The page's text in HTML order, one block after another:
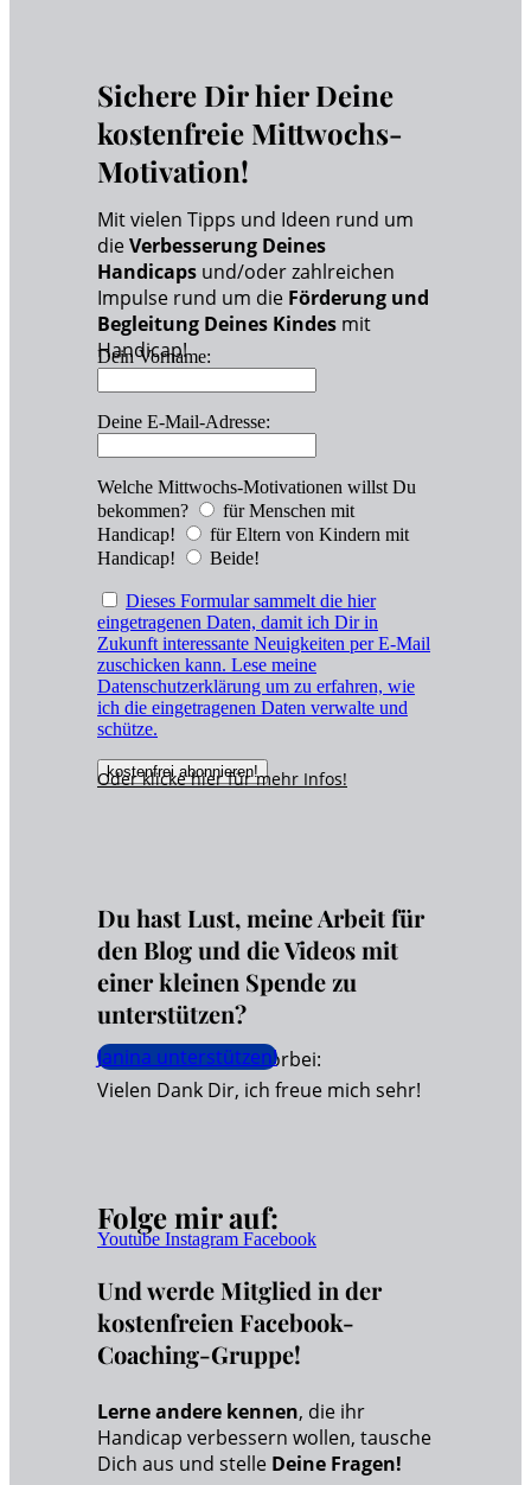
Sichere Dir hier Deine
kostenfreie Mittwochs-
Motivation!
Mit vielen Tipps und Ideen rund um
dieVerbesserung Deines
Handicaps und/oder zahlreichen
Impulse rund um die Förderung und
Begleitung Deines Kindes mit
Handicap!
Dein Vorname:
Deine E-Mail-Adresse:
Welche Mittwochs-Motivationen willst Du
bekommen?
für Menschen mit
Handicap!
für Eltern von Kindern mit
Handicap!
Beide!
Dieses Formular sammelt die hier
eingetragenen Daten, damit ich Dir in
Zukunft interessante Neuigkeiten per E-Mail
zuschicken kann. Lese meine
Datenschutzerklärung um zu erfahren, wie
ich die eingetragenen Daten verwalte und
schütze.
Oder klicke hier fürmehr Infos!
Du hast Lust, meine Arbeit für
den Blog und die Videos mit
einer kleinen Spende zu
unterstützen?
Dann schaue hier vorbei:
Janina unterstützen!
Vielen Dank Dir, ich freue mich sehr!
Folge mir auf:
Youtube Instagram Facebook
Und werde Mitglied in der
kostenfreien Facebook-
Coaching-Gruppe!
Lerne andere kennen, die ihr
Handicap verbessern wollen, tausche
Dich aus und stelle Deine Fragen!